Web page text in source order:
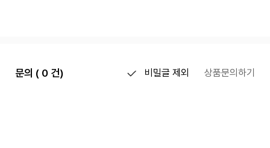
문의 ( 0 건) 비밀글 제외 상품문의하기